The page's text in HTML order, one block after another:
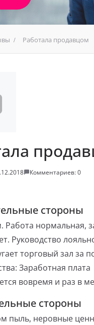
Работала продавцом
Комментариев: 0
стороны
Работа нормальная,
Руководство
торговый зал за
Заработная плата
вовремя и раз в
стороны
пыль, неровные